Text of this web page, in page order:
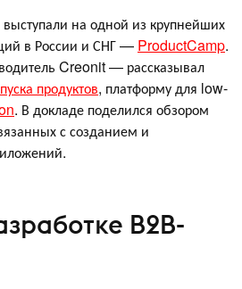
на одной из крупнейших
в России и СНГ — ProductCamp.
Creonit — рассказывал
продуктов, платформу для low-
. В докладе поделился обзором
с созданием и
B2B-